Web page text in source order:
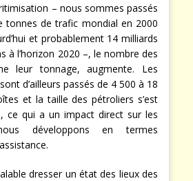
– nous sommes passés
tonnes de trafic mondial en 2000
et probablement 14 milliards
à l’horizon 2020 –, le nombre des
leur tonnage, augmente. Les
d’ailleurs passés de 4 500 à 18
et la taille des pétroliers s’est
ce qui a un impact direct sur les
développons en termes
dresser un état des lieux des